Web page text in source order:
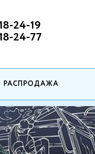
24-19
24-77
РАСПРОДАЖА